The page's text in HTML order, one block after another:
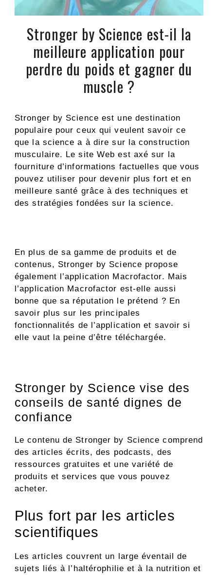
Stronger by Science est-il la
meilleure application pour
perdre du poids et gagner du
muscle ?
Stronger by Science est une destination
populaire pour ceux qui veulent savoir ce
que la science a à dire sur la construction
musculaire. Le site Web est axé sur la
fourniture d’informations factuelles que vous
pouvez utiliser pour devenir plus fort et en
meilleure santé grâce à des techniques et
des stratégies fondées sur la science.
En plus de sa gamme de produits et de
contenus, Stronger by Science propose
également l’application Macrofactor. Mais
l’application Macrofactor est-elle aussi
bonne que sa réputation le prétend ? En
savoir plus sur les principales
fonctionnalités de l’application et savoir si
elle vaut la peine d’être téléchargée.
Stronger by Science vise des
conseils de santé dignes de
confiance
Le contenu de Stronger by Science comprend
des articles écrits, des podcasts, des
ressources gratuites et une variété de
produits et services que vous pouvez
acheter.
Plus fort par les articles
scientifiques
Les articles couvrent un large éventail de
sujets liés à l’haltérophilie et à la nutrition et